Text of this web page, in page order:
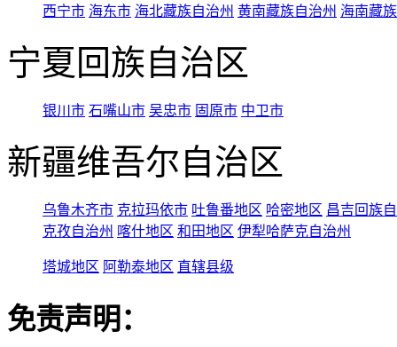
西宁市 海东市 海北藏族自治州 黄南藏族自治州 海南藏
宁夏回族自治区
银川市 石嘴山市 吴忠市 固原市 中卫市
新疆维吾尔自治区
乌鲁木齐市 克拉玛依市 吐鲁番地区 哈密地区 昌吉回族
克孜自治州 喀什地区 和田地区 伊犁哈萨克自治州
塔城地区 阿勒泰地区 直辖县级
免责声明：